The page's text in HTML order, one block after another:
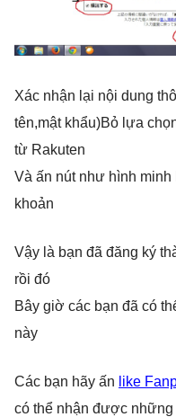
Xác nhận lại nội dung
tên,mật khẩu)Bỏ lựa
từ Rakuten
Và ấn nút như hình minh
khoản
Vậy là bạn đã đăng ký
rồi đó
Bây giờ các bạn đã có
này
Các bạn hãy ấn like
có thể nhận được